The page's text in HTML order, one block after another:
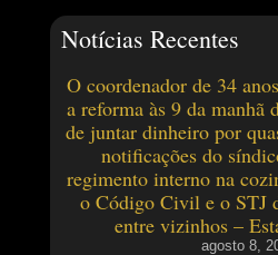
Notícias Recentes
O coordenador de 34
a reforma às 9 da manhã
de juntar dinheiro por
notificações do
regimento interno na
o Código Civil e o STJ
entre vizinhos –
agosto 8,